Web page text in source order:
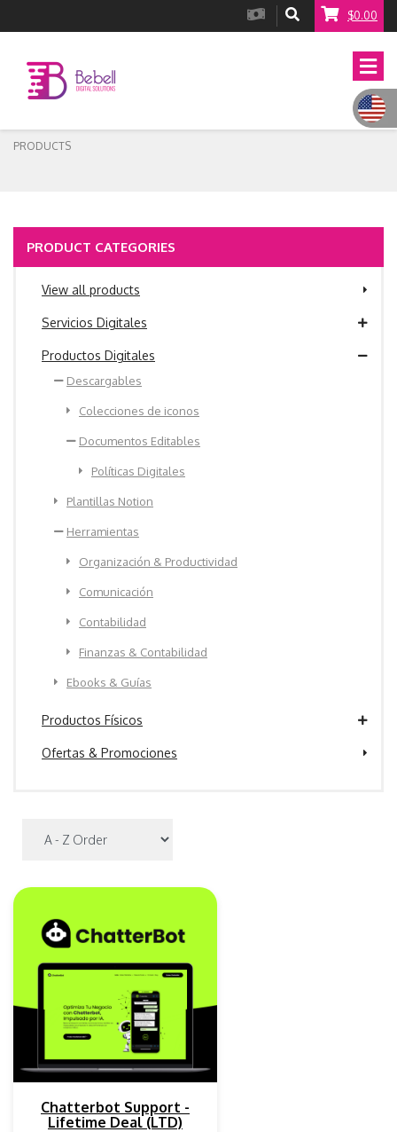
$0.00
PRODUCTS
PRODUCT CATEGORIES
View all products
Servicios Digitales
Productos Digitales
Descargables
Colecciones de iconos
Documentos Editables
Políticas Digitales
Plantillas Notion
Herramientas
Organización & Productividad
Comunicación
Contabilidad
Finanzas & Contabilidad
Ebooks & Guías
Productos Físicos
Ofertas & Promociones
Chatterbot Support -
Lifetime Deal (LTD)